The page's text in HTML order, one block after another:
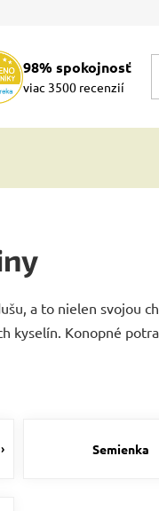
98% spokojnosť
viac 3500 recenzií
a to nielen svojou
kyselín. Konopné
Semienka